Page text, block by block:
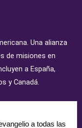
Una alianza
de misiones en
a España,
y Canadá.
a todas las